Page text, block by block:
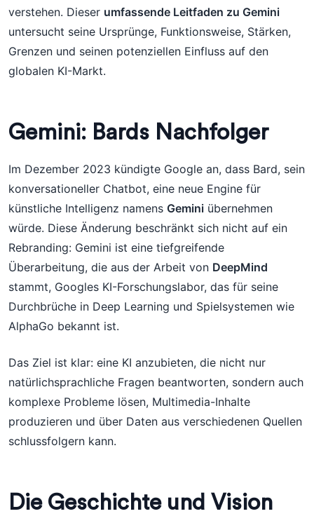
verstehen. Dieser umfassende Leitfaden zu Gemini
untersucht seine Ursprünge, Funktionsweise, Stärken,
Grenzen und seinen potenziellen Einfluss auf den
globalen KI-Markt.
Gemini: Bards Nachfolger
Im Dezember 2023 kündigte Google an, dass Bard, sein
konversationeller Chatbot, eine neue Engine für
künstliche Intelligenz namens Gemini übernehmen
würde. Diese Änderung beschränkt sich nicht auf ein
Rebranding: Gemini ist eine tiefgreifende
Überarbeitung, die aus der Arbeit von DeepMind
stammt, Googles KI-Forschungslabor, das für seine
Durchbrüche in Deep Learning und Spielsystemen wie
AlphaGo bekannt ist.
Das Ziel ist klar: eine KI anzubieten, die nicht nur
natürlichsprachliche Fragen beantworten, sondern auch
komplexe Probleme lösen, Multimedia-Inhalte
produzieren und über Daten aus verschiedenen Quellen
schlussfolgern kann.
Die Geschichte und Vision